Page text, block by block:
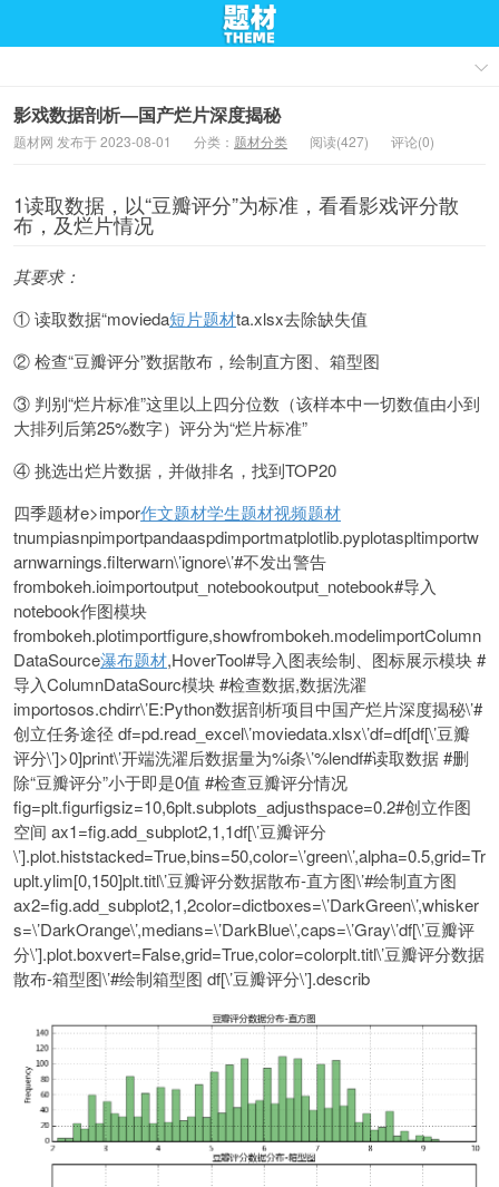
影戏数据剖析—国产烂片深度揭秘
题材网 发布于 2023-08-01 分类： 题材分类 阅读(427) 评论(0)
1读取数据，以“豆瓣评分”为标准，看看影戏评分散
布，及烂片情况
其要求：
① 读取数据“movieda短片题材ta.xlsx去除缺失值
② 检查“豆瓣评分”数据散布，绘制直方图、箱型图
③ 判别“烂片标准”这里以上四分位数（该样本中一切数值由小到
大排列后第25%数字）评分为“烂片标准”
④ 挑选出烂片数据，并做排名，找到TOP20
四季题材e>impor作文题材学生题材视频题材
tnumpiasnpimportpandaaspdimportmatplotlib.pyplotaspltimportw
arnwarnings.filterwarn\’ignore\’#不发出警告
frombokeh.ioimportoutput_notebookoutput_notebook#导入
notebook作图模块
frombokeh.plotimportfigure,showfrombokeh.modelimportColumn
DataSource瀑布题材,HoverTool#导入图表绘制、图标展示模块 #
导入ColumnDataSourc模块 #检查数据,数据洗濯
importosos.chdirr\’E:Python数据剖析项目中国产烂片深度揭秘\’#
创立任务途径 df=pd.read_excel\’moviedata.xlsx\’df=df[df[\’豆瓣
评分\’]>0]print\’开端洗濯后数据量为%i条\’%lendf#读取数据 #删
除“豆瓣评分”小于即是0值 #检查豆瓣评分情况
fig=plt.figurfigsiz=10,6plt.subplots_adjusthspace=0.2#创立作图
空间 ax1=fig.add_subplot2,1,1df[\’豆瓣评分
\’].plot.histstacked=True,bins=50,color=\’green\’,alpha=0.5,grid=Tr
uplt.ylim[0,150]plt.titl\’豆瓣评分数据散布-直方图\’#绘制直方图
ax2=fig.add_subplot2,1,2color=dictboxes=\’DarkGreen\’,whisker
s=\’DarkOrange\’,medians=\’DarkBlue\’,caps=\’Gray\’df[\’豆瓣评
分\’].plot.boxvert=False,grid=True,color=colorplt.titl\’豆瓣评分数据
散布-箱型图\’#绘制箱型图 df[\’豆瓣评分\’].describ